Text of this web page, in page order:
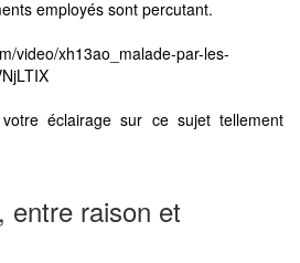
employés sont percutant.
video/xh13ao_malade-par-les-
éclairage sur ce sujet tellement
entre raison et